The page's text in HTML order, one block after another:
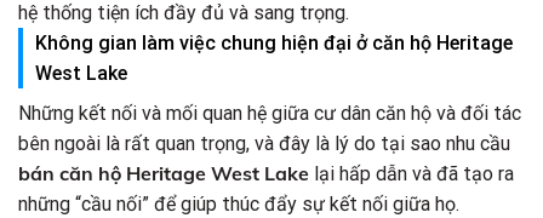
hệ thống tiện ích đầy đủ và sang trọng.
Không gian làm việc chung hiện đại ở căn hộ Heritage
West Lake
Những kết nối và mối quan hệ giữa cư dân căn hộ và đối tác
bên ngoài là rất quan trọng, và đây là lý do tại sao nhu cầu
bán căn hộ Heritage West Lake lại hấp dẫn và đã tạo ra
những “cầu nối” để giúp thúc đẩy sự kết nối giữa họ.